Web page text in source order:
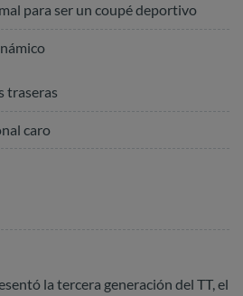
para ser un coupé deportivo
traseras
caro
la tercera generación del TT, el